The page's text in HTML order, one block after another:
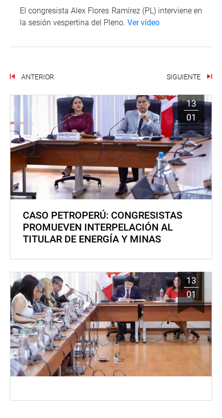
El congresista Alex Flores Ramírez (PL) interviene en
la sesión vespertina del Pleno. Ver vídeo
ANTERIOR SIGUIENTE
13
01
CASO PETROPERÚ: CONGRESISTAS
PROMUEVEN INTERPELACIÓN AL
TITULAR DE ENERGÍA Y MINAS
13
01